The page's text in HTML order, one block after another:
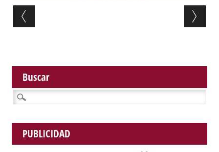
Post navigation
Buscar
Buscar:
PUBLICIDAD